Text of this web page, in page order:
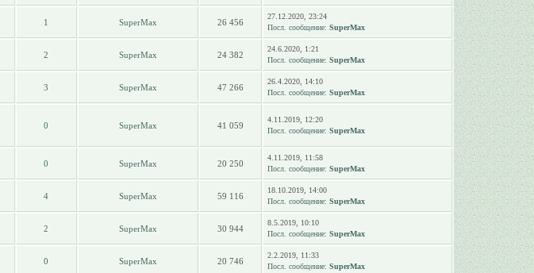
1 SuperMax 26 456
27.12.2020, 23:24
Посл. сообщение: SuperMax
2 SuperMax 24 382
24.6.2020, 1:21
Посл. сообщение: SuperMax
3 SuperMax 47 266
26.4.2020, 14:10
Посл. сообщение: SuperMax
0 SuperMax 41 059
4.11.2019, 12:20
Посл. сообщение: SuperMax
0 SuperMax 20 250
4.11.2019, 11:58
Посл. сообщение: SuperMax
4 SuperMax 59 116
18.10.2019, 14:00
Посл. сообщение: SuperMax
2 SuperMax 30 944
8.5.2019, 10:10
Посл. сообщение: SuperMax
0 SuperMax 20 746
2.2.2019, 11:33
Посл. сообщение: SuperMax